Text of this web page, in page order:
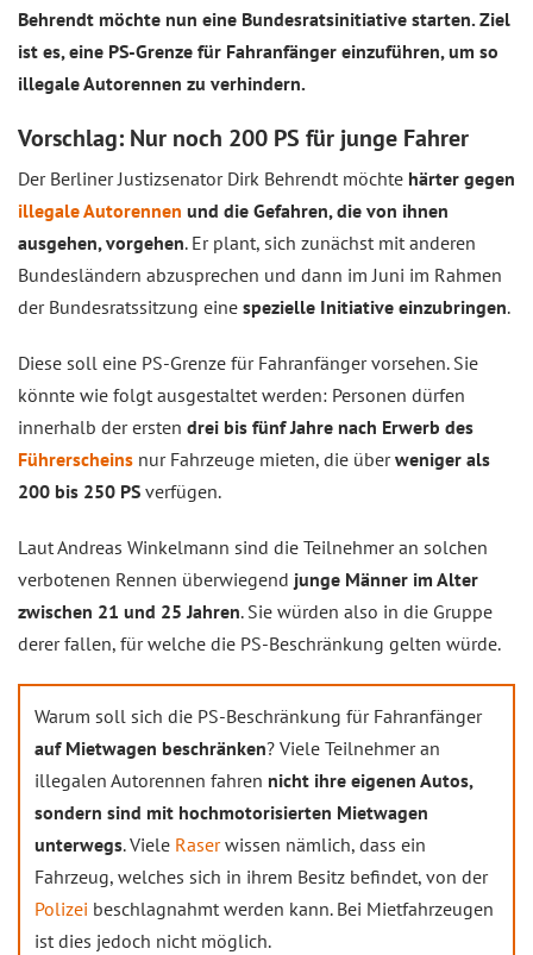
Behrendt möchte nun eine Bundesratsinitiative starten. Ziel
ist es, eine PS-Grenze für Fahranfänger einzuführen, um so
illegale Autorennen zu verhindern.
Vorschlag: Nur noch 200 PS für junge Fahrer
Der Berliner Justizsenator Dirk Behrendt möchte härter gegen
illegale Autorennen und die Gefahren, die von ihnen
ausgehen, vorgehen. Er plant, sich zunächst mit anderen
Bundesländern abzusprechen und dann im Juni im Rahmen
der Bundesratssitzung eine spezielle Initiative einzubringen.
Diese soll eine PS-Grenze für Fahranfänger vorsehen. Sie
könnte wie folgt ausgestaltet werden: Personen dürfen
innerhalb der ersten drei bis fünf Jahre nach Erwerb des
Führerscheins nur Fahrzeuge mieten, die überweniger als
200 bis 250 PS verfügen.
Laut Andreas Winkelmann sind die Teilnehmer an solchen
verbotenen Rennen überwiegend junge Männer im Alter
zwischen 21 und 25 Jahren. Sie würden also in die Gruppe
derer fallen, für welche die PS-Beschränkung gelten würde.
Warum soll sich die PS-Beschränkung für Fahranfänger
auf Mietwagen beschränken? Viele Teilnehmer an
illegalen Autorennen fahren nicht ihre eigenen Autos,
sondern sind mit hochmotorisierten Mietwagen
unterwegs. Viele Raserwissen nämlich, dass ein
Fahrzeug, welches sich in ihrem Besitz befindet, von der
Polizei beschlagnahmt werden kann. Bei Mietfahrzeugen
ist dies jedoch nicht möglich.